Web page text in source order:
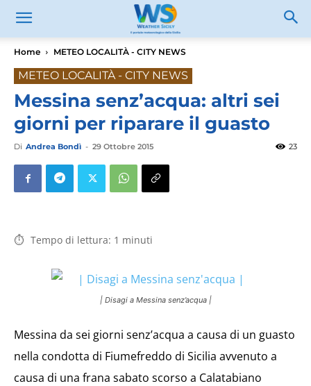
Home METEO LOCALITÀ - CITY NEWS
METEO LOCALITÀ - CITY NEWS
Messina senz’acqua: altri sei
giorni per riparare il guasto
Di Andrea Bondì - 29 Ottobre 2015 23
Tempo di lettura: 1 minuti
| Disagi a Messina senz’acqua |
Messina da sei giorni senz’acqua a causa di un guasto
nella condotta di Fiumefreddo di Sicilia avvenuto a
causa di una frana sabato scorso a Calatabiano